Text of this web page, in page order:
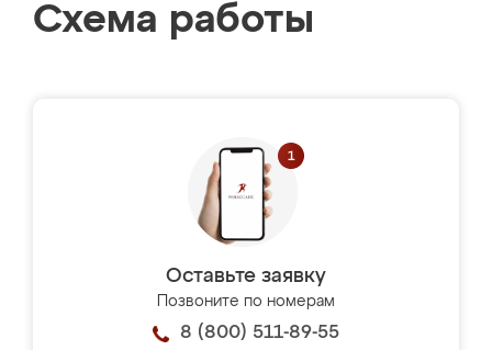
Схема работы
Оставьте заявку
Позвоните по номерам
8 (800) 511-89-55